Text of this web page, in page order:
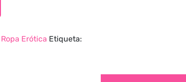
Ropa Erótica Etiqueta: